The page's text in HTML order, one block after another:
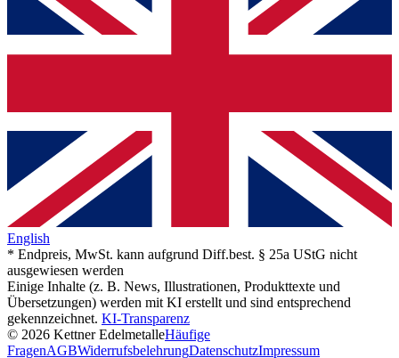
English
* Endpreis, MwSt. kann aufgrund Diff.best. § 25a UStG nicht
ausgewiesen werden
Einige Inhalte (z. B. News, Illustrationen, Produkttexte und
Übersetzungen) werden mit KI erstellt und sind entsprechend
gekennzeichnet. KI-Transparenz
© 2026 Kettner EdelmetalleHäufige
FragenAGBWiderrufsbelehrungDatenschutzImpressum